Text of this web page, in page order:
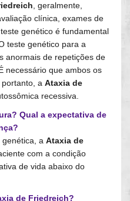
, geralmente,
clínica, exames de
genético é fundamental
teste genético para a
anormais de repetições de
necessário que ambos os
a Ataxia de
recessiva.
Qual a expectativa de
genética, a Ataxia de
com a condição
de vida abaixo do
de Friedreich?